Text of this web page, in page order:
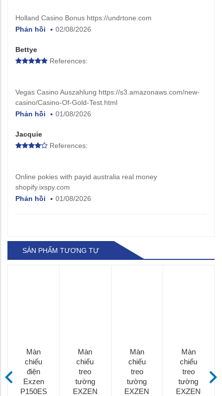
Holland Casino Bonus https://undrtone.com
Phản hồi
02/08/2026
Bettye
References:
Vegas Casino Auszahlung https://s3.amazonaws.com/new-
casino/Casino-Of-Gold-Test.html
Phản hồi
01/08/2026
Jacquie
References:
Online pokies with payid australia real money
shopify.ixspy.com
Phản hồi
01/08/2026
SẢN PHẨM TƯƠNG TỰ
Màn
chiếu
điện
Exzen
P150ES
Màn
chiếu
treo
tường
EXZEN
Màn
chiếu
treo
tường
EXZEN
Màn
chiếu
treo
tường
EXZEN